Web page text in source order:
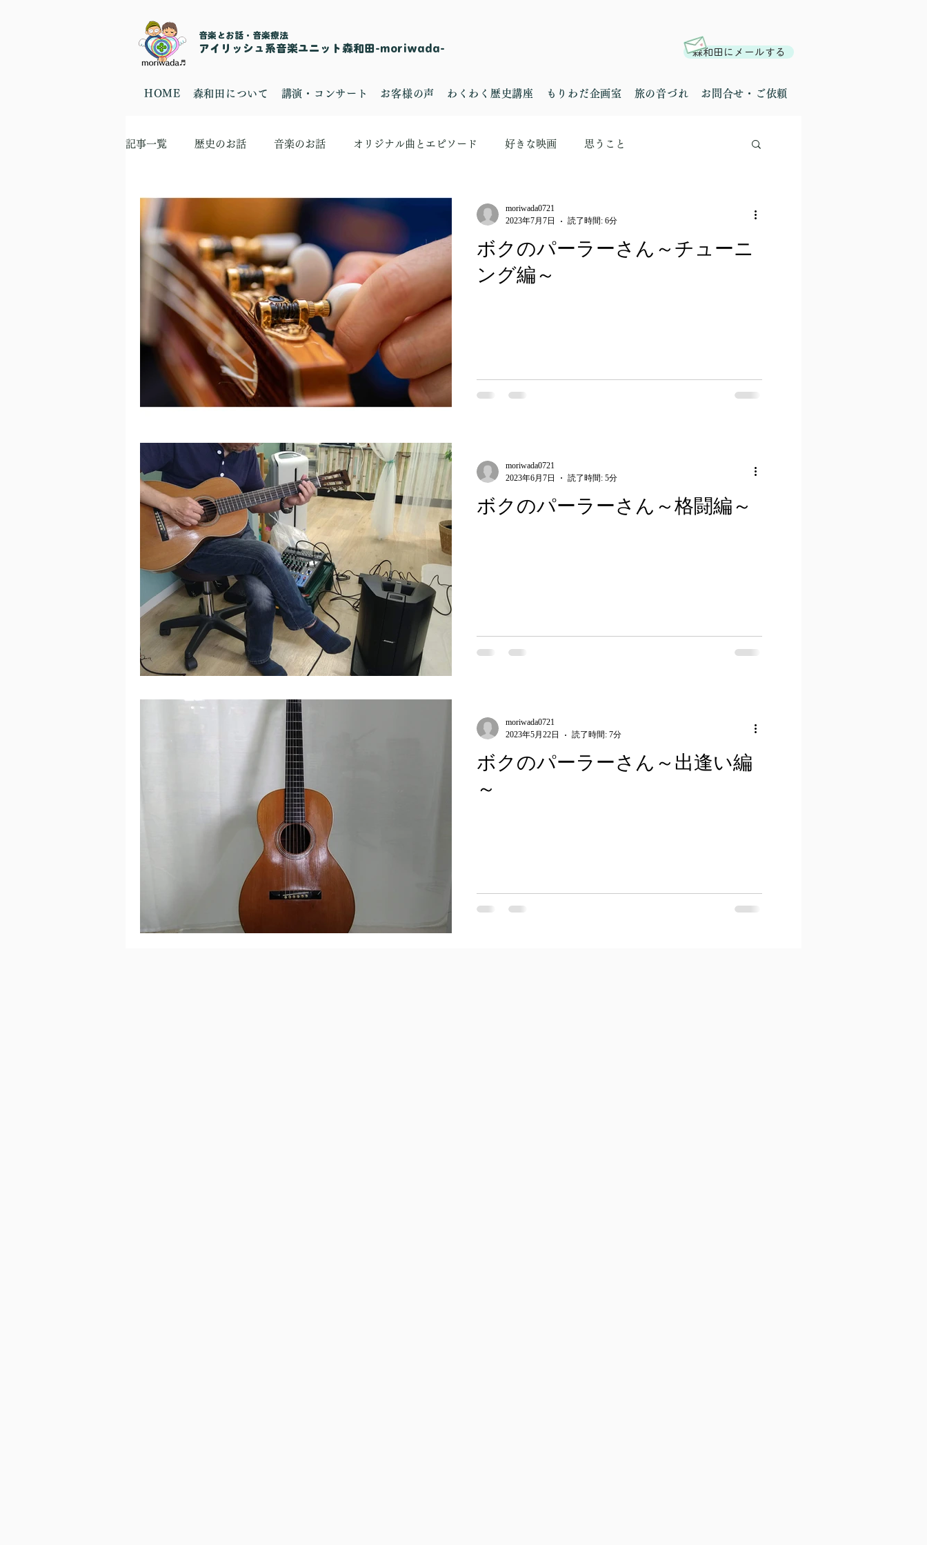
音楽とお話・音楽療法
​アイリッシュ系音楽ユニット森和田-moriwada- 森和田にメールする
HOME 森和田について 講演・コンサート お客様の声 わくわく歴史講座 もりわだ企画室 旅の音づれ お問合せ・ご依頼
記事一覧 歴史のお話 音楽のお話 オリジナル曲とエピソード 好きな映画 思うこと
ボクのパーラーさん～チューニ
ング編～
moriwada0721
2023年7月7日
読了時間: 6分
ボクのパーラーさん～格闘編～
moriwada0721
2023年6月7日
読了時間: 5分
ボクのパーラーさん～出逢い編
～
moriwada0721
2023年5月22日
読了時間: 7分